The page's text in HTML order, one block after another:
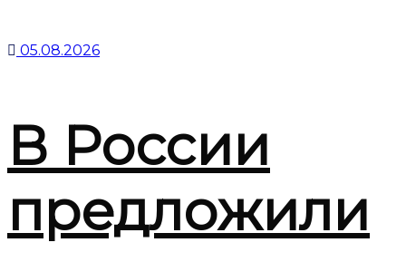
05.08.2026
В России
предложили